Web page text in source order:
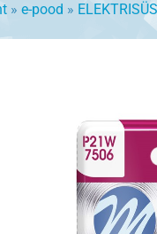
» e-pood »